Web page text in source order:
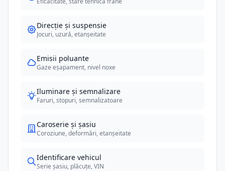
Direcție și suspensie
Jocuri, uzură, etanșeitate
Emisii poluante
Gaze eșapament, nivel noxe
Iluminare și semnalizare
Faruri, stopuri, semnalizatoare
Caroserie și șasiu
Coroziune, deformări, etanșeitate
Identificare vehicul
Serie șasiu, plăcuțe, VIN